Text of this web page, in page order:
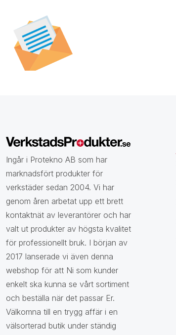
Ingår i Protekno AB som har
marknadsfört produkter för
verkstäder sedan 2004. Vi har
genom åren arbetat upp ett brett
kontaktnät av leverantörer och har
valt ut produkter av högsta kvalitet
för professionellt bruk. I början av
2017 lanserade vi även denna
webshop för att Ni som kunder
enkelt ska kunna se vårt sortiment
och beställa när det passar Er.
Välkomna till en trygg affär i en
välsorterad butik under ständig